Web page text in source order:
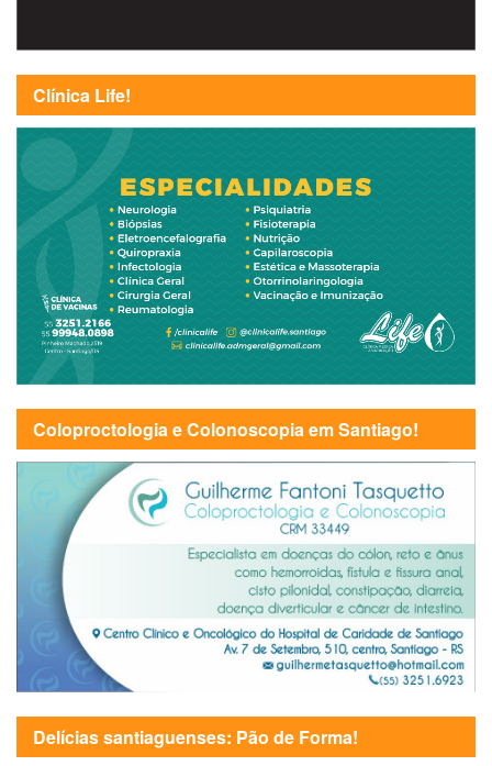
Clínica Life!
Coloproctologia e Colonoscopia em Santiago!
Delícias santiaguenses: Pão de Forma!